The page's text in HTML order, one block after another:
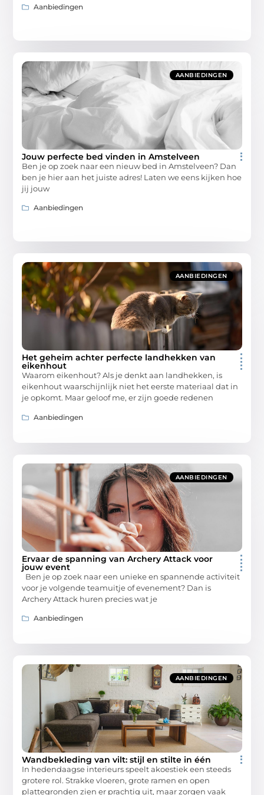
Aanbiedingen
AANBIEDINGEN
Jouw perfecte bed vinden in Amstelveen
Ben je op zoek naar een nieuw bed in Amstelveen? Dan
ben je hier aan het juiste adres! Laten we eens kijken hoe
jij jouw
Aanbiedingen
AANBIEDINGEN
Het geheim achter perfecte landhekken van
eikenhout
Waarom eikenhout? Als je denkt aan landhekken, is
eikenhout waarschijnlijk niet het eerste materiaal dat in
je opkomt. Maar geloof me, er zijn goede redenen
Aanbiedingen
AANBIEDINGEN
Ervaar de spanning van Archery Attack voor
jouw event
Ben je op zoek naar een unieke en spannende activiteit
voor je volgende teamuitje of evenement? Dan is
Archery Attack huren precies wat je
Aanbiedingen
AANBIEDINGEN
Wandbekleding van vilt: stijl en stilte in één
In hedendaagse interieurs speelt akoestiek een steeds
grotere rol. Strakke vloeren, grote ramen en open
plattegronden zien er prachtig uit, maar zorgen vaak